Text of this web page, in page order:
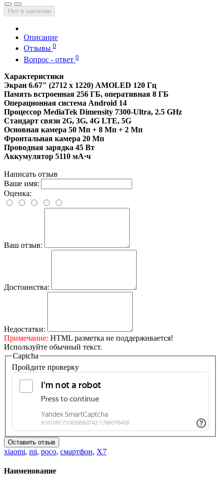
Нет в наличии
Описание
Отзывы 0
Вопрос - ответ 0
Характеристики
Экран 6.67" (2712 x 1220) AMOLED 120 Гц
Память встроенная 256 ГБ, оперативная 8 ГБ
Операционная система Android 14
Процессор MediaTek Dimensity 7300-Ultra, 2.5 GHz
Стандарт связи 2G, 3G, 4G LTE, 5G
Основная камера 50 Мп + 8 Мп + 2 Мп
Фронтальная камера 20 Мп
Проводная зарядка 45 Вт
Аккумулятор 5110 мА·ч
Написать отзыв
Ваше имя:
Оценка:
Ваш отзыв:
Достоинства:
Недостатки:
Примечание: HTML разметка не поддерживается!
Используйте обычный текст.
Captcha
Пройдите проверку
Оставить отзыв
xiaomi, mi, poco, смартфон, X7
Наименование